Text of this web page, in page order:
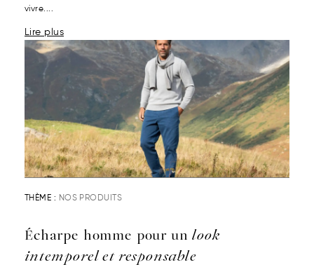
vivre....
Lire plus
THÈME : NOS PRODUITS
Écharpe homme pour unlook
intemporel et responsable